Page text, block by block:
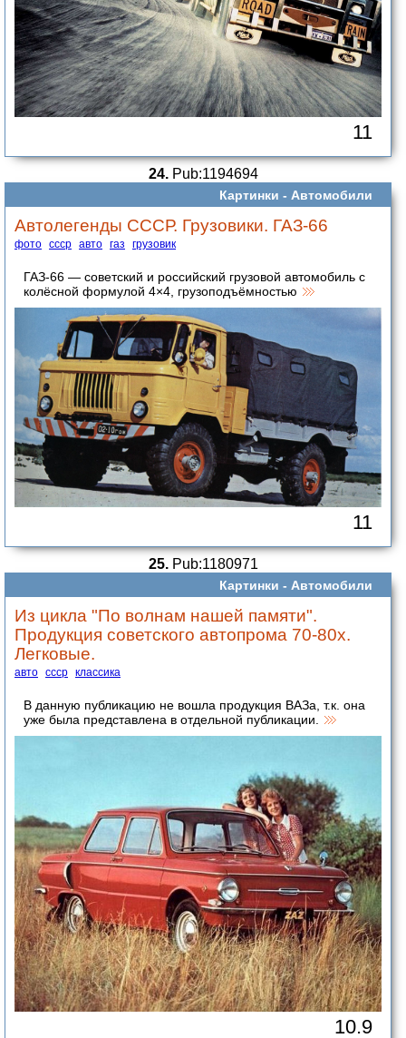
11
24.Pub:1194694
Картинки - Автомобили
Автолегенды СССР. Грузовики. ГАЗ-66
фото ссср авто газ грузовик
ГАЗ-66 — советский и российский грузовой автомобиль с
колёсной формулой 4×4, грузоподъёмностью
11
25.Pub:1180971
Картинки - Автомобили
Из цикла "По волнам нашей памяти".
Продукция советского автопрома 70-80х.
Легковые.
авто ссср классика
В данную публикацию не вошла продукция ВАЗа, т.к. она
уже была представлена в отдельной публикации.
10.9